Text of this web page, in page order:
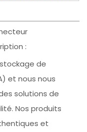
:
de
et nous nous
solutions de
Nos produits
et